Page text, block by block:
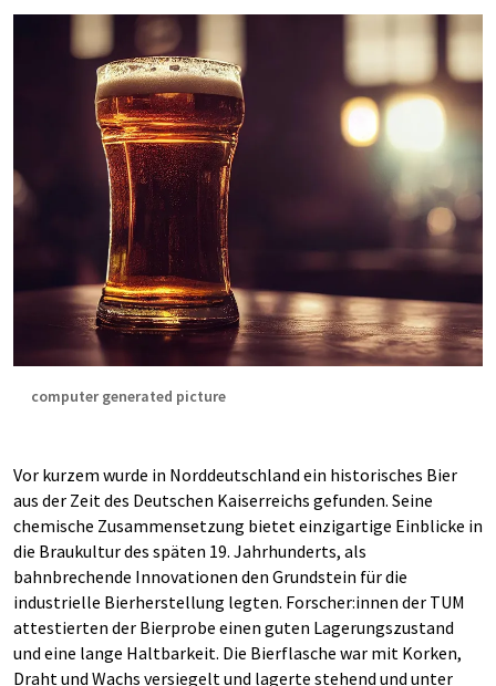
computer generated picture
Vor kurzem wurde in Norddeutschland ein historisches Bier
aus der Zeit des Deutschen Kaiserreichs gefunden. Seine
chemische Zusammensetzung bietet einzigartige Einblicke in
die Braukultur des späten 19. Jahrhunderts, als
bahnbrechende Innovationen den Grundstein für die
industrielle Bierherstellung legten. Forscher:innen der TUM
attestierten der Bierprobe einen guten Lagerungszustand
und eine lange Haltbarkeit. Die Bierflasche war mit Korken,
Draht und Wachs versiegelt und lagerte stehend und unter